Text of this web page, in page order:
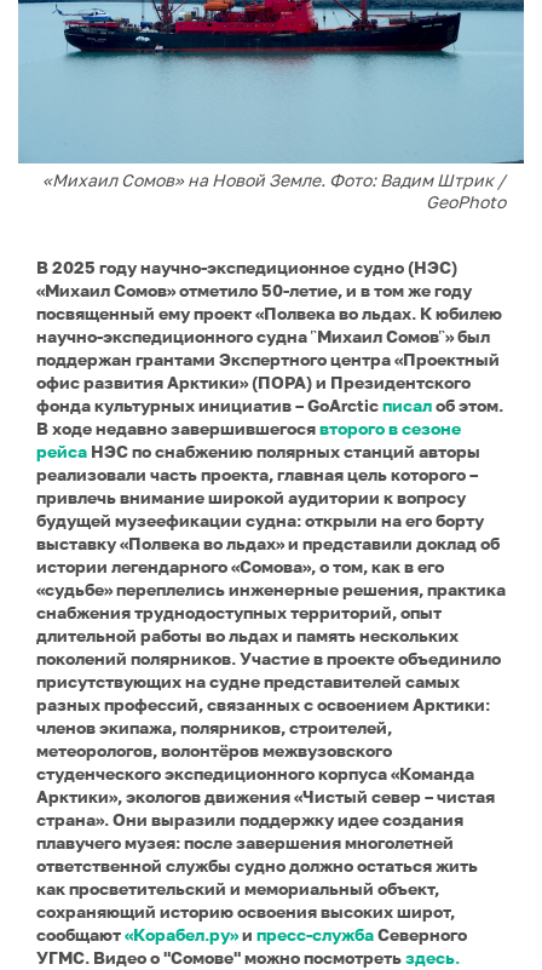
«Михаил Сомов» на Новой Земле. Фото: Вадим Штрик /
GeoPhoto
В 2025 году научно-экспедиционное судно (НЭС)
«Михаил Сомов» отметило 50-летие, и в том же году
посвященный ему проект «Полвека во льдах. К юбилею
научно-экспедиционного судна ῝Михаил Сомов῝» был
поддержан грантами Экспертного центра «Проектный
офис развития Арктики» (ПОРА) и Президентского
фонда культурных инициатив – GoArcticписалоб этом.
В ходе недавно завершившегосявторого в сезоне
рейса НЭС по снабжению полярных станций авторы
реализовали часть проекта, главная цель которого –
привлечь внимание широкой аудитории к вопросу
будущей музеефикации судна: открыли на его борту
выставку «Полвека во льдах» и представили доклад об
истории легендарного «Сомова», о том, как в его
«судьбе» переплелись инженерные решения, практика
снабжения труднодоступных территорий, опыт
длительной работы во льдах и память нескольких
поколений полярников.Участие в проекте объединило
присутствующих на судне представителей самых
разных профессий, связанных с освоением Арктики:
членов экипажа, полярников, строителей,
метеорологов, волонтёров межвузовского
студенческого экспедиционного корпуса «Команда
Арктики», экологов движения «Чистый север – чистая
страна». Они выразили поддержку идее создания
плавучего музея: после завершения многолетней
ответственной службы судно должно остаться жить
как просветительский и мемориальный объект,
сохраняющий историю освоения высоких широт,
сообщают«Корабел.ру»и пресс-службаСеверного
УГМС. Видео о "Сомове" можно посмотретьздесь.